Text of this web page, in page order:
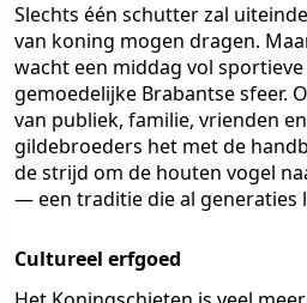
Slechts één schutter zal
van koning mogen dragen.
wacht een middag vol
gemoedelijke Brabantse sfeer.
van publiek, familie, vrienden
gildebroeders het met de
de strijd om de houten vogel
— een traditie die al generaties
Cultureel erfgoed